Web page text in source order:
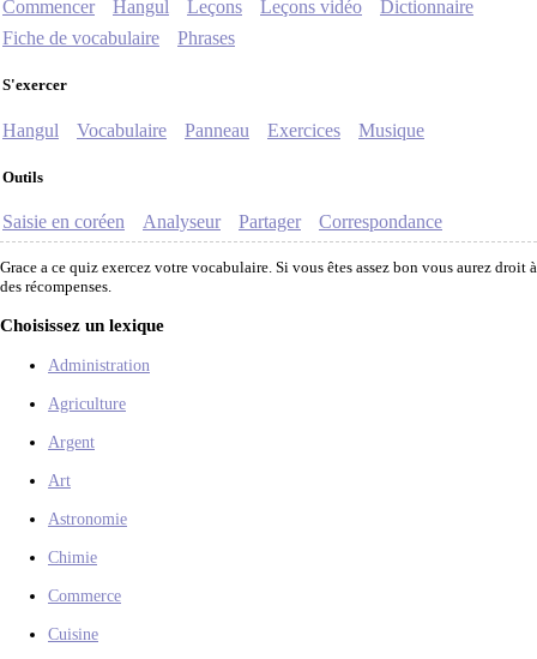
Commencer Hangul Leçons Leçons vidéo
Dictionnaire
Fiche de vocabulaire
Phrases
S'exercer
Hangul Vocabulaire Panneau Exercices Musique
Outils
Saisie en coréen Analyseur Partager Correspondance
Grace a ce quiz exercez votre vocabulaire. Si vous êtes assez bon vous aurez droit à
des récompenses.
Choisissez un lexique
Administration
Agriculture
Argent
Art
Astronomie
Chimie
Commerce
Cuisine